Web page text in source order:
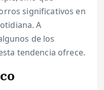
significativos en
A
de los
tendencia ofrece.